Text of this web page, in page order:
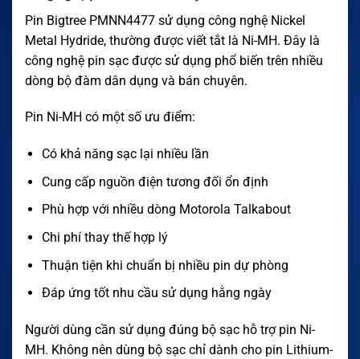
Pin Bigtree PMNN4477 sử dụng công nghệ Nickel
Metal Hydride, thường được viết tắt là Ni-MH. Đây là
công nghệ pin sạc được sử dụng phổ biến trên nhiều
dòng bộ đàm dân dụng và bán chuyên.
Pin Ni-MH có một số ưu điểm:
Có khả năng sạc lại nhiều lần
Cung cấp nguồn điện tương đối ổn định
Phù hợp với nhiều dòng Motorola Talkabout
Chi phí thay thế hợp lý
Thuận tiện khi chuẩn bị nhiều pin dự phòng
Đáp ứng tốt nhu cầu sử dụng hằng ngày
Người dùng cần sử dụng đúng bộ sạc hỗ trợ pin Ni-
MH. Không nên dùng bộ sạc chỉ dành cho pin Lithium-